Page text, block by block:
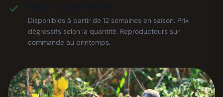
Disponibles à partir de 12 semaines en saison. Prix
dégressifs selon la quantité. Reproducteurs sur
commande au printemps.